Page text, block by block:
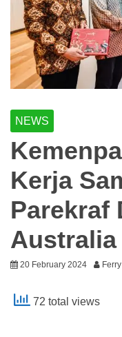
NEWS
Kerja
Parekraf
Australia
20 February 2024 Ferry
72 total views